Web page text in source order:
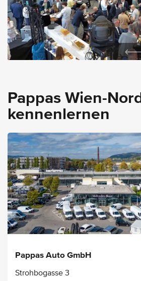
Pappas Wien-Nord
kennenlernen
Pappas Auto GmbH
Strohbogasse 3